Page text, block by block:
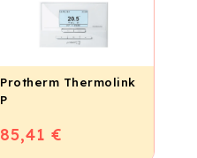
Protherm Thermolink
P
85,41 €